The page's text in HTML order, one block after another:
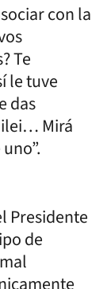
con la
Te
le tuve
das
Mirá
Presidente
de